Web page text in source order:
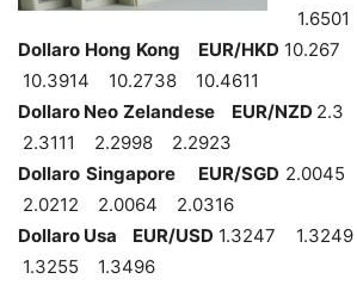
Dollaro Hong Kong EUR/HKD 10.267
10.3914 10.2738 10.4611
Dollaro Neo Zelandese EUR/NZD 2.3
2.3111 2.2998 2.2923
Dollaro Singapore EUR/SGD
2.0212 2.0064 2.0316
Dollaro Usa EUR/USD 1.3247
1.3255 1.3496